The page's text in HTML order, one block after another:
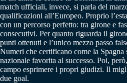
match ufficiali, invece, si parla del
qualificazioni all’Europeo. Proprio
con un percorso perfetto: tra girone e
consecutivi. Per quanto riguarda il
punti ottenuti e l’unico mezzo passo
Numeri che certificano come la Spagna
nazionale favorita al successo. Poi,
campo esprimere i propri giudizi. Il
due goal.